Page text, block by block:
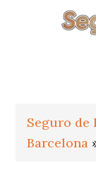
Seguro de
Barcelona